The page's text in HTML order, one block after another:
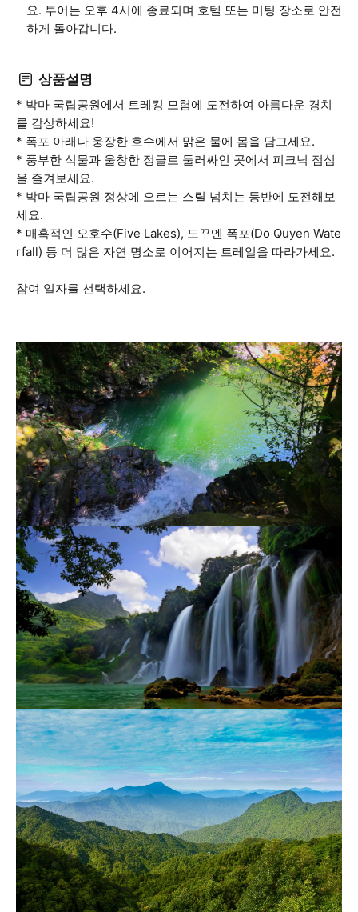
요. 투어는 오후 4시에 종료되며 호텔 또는 미팅 장소로 안전
하게 돌아갑니다.
상품설명
* 박마 국립공원에서 트레킹 모험에 도전하여 아름다운 경치
를 감상하세요!
* 폭포 아래나 웅장한 호수에서 맑은 물에 몸을 담그세요.
* 풍부한 식물과 울창한 정글로 둘러싸인 곳에서 피크닉 점심
을 즐겨보세요.
* 박마 국립공원 정상에 오르는 스릴 넘치는 등반에 도전해보
세요.
* 매혹적인 오호수(Five Lakes), 도꾸엔 폭포(Do Quyen Wate
rfall) 등 더 많은 자연 명소로 이어지는 트레일을 따라가세요.
참여 일자를 선택하세요.